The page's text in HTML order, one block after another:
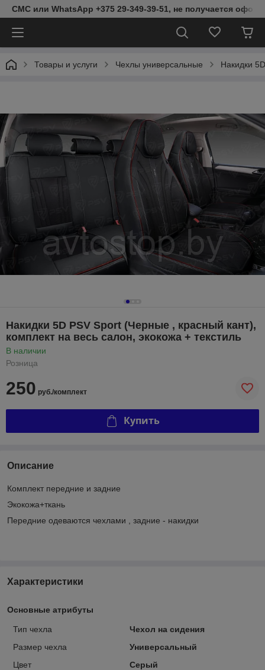
СМС или WhatsApp +375 29-349-39-51, не получается
Товары и услуги Чехлы универсальные Накидки
Накидки 5D PSV Sport (Черные , красный кант),
комплект на весь салон, экокожа + текстиль
В наличии
Розница
250 руб./комплект
Купить
Описание
Комплект передние и задние
Экокожа+ткань
Передние одеваются чехлами , задние - накидки
Характеристики
Основные атрибуты
Тип чехла
Чехол на сидения
Размер чехла
Универсальный
Цвет
Серый